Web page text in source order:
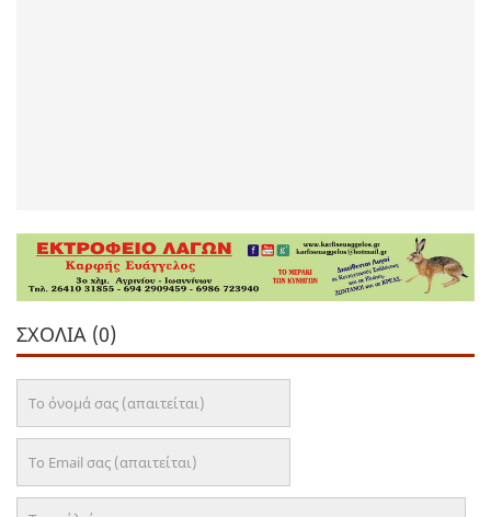
ΣΧΌΛΙΑ (0)